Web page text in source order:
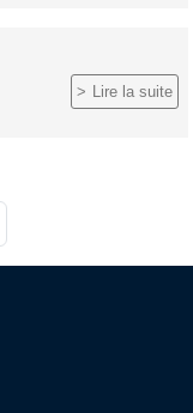
Lire la suite